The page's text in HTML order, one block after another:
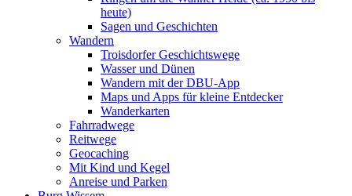
heute)
Sagen und Geschichten
Wandern
Troisdorfer Geschichtswege
Wasser und Dünen
Wandern mit der DBU-App
Maps und Apps für kleine Entdecker
Wanderkarten
Fahrradwege
Reitwege
Geocaching
Mit Kind und Kegel
Anreise und Parken